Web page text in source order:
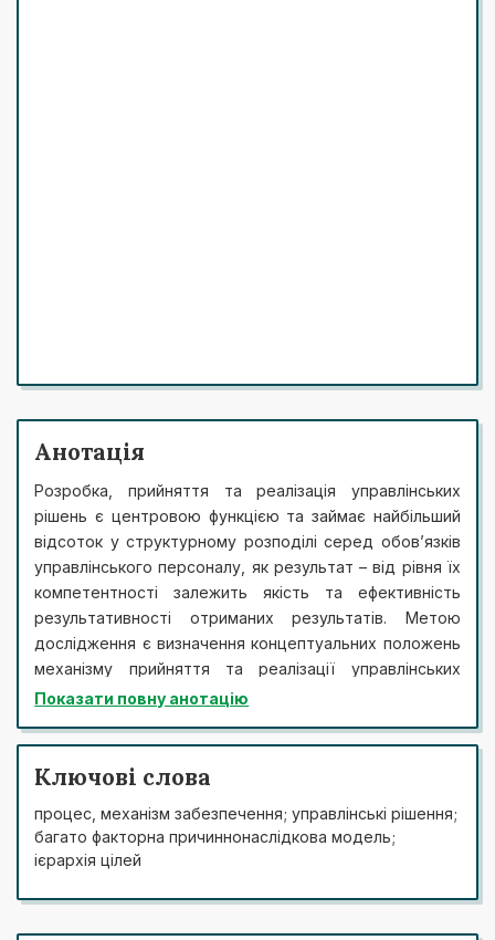
Анотація
Розробка, прийняття та реалізація управлінських
рішень є центровою функцією та займає найбільший
відсоток у структурному розподілі серед обов’язків
управлінського персоналу, як результат – від рівня їх
компетентності залежить якість та ефективність
результативності отриманих результатів. Метою
дослідження є визначення концептуальних положень
механізму прийняття та реалізації управлінських
рішень. До основних завдань варто віднести наступні:
багато-факторної причинно-наслідкової (каузуальної)
моделі механізму прийняття та реалізації
ієрархії цілей механізму процесу забезпечення
прийняття та реалізації управлінських рішень у
підприємницькій організаційній структурі. Був
застосований діалектичний метод пізнання
Показати повну анотацію
Ключові слова
процес, механізм забезпечення; управлінські рішення;
багато факторна причиннонаслідкова модель;
ієрархія цілей